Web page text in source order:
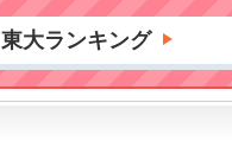
東大ランキング